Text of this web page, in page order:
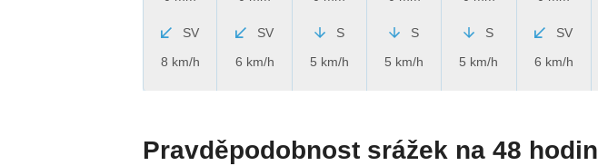
SV
8 km/h
SV
6 km/h
S
5 km/h
S
5 km/h
S
5 km/h
SV
6 km/h
Pravděpodobnost srážek na 48 hodin